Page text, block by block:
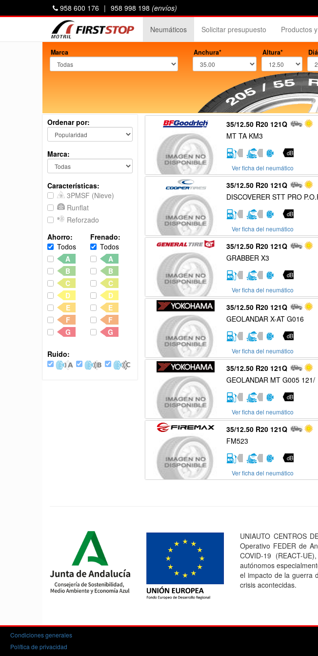
958 600 176 | 958 998 198 (envíos)
Neumáticos Solicitar presupuesto Productos
Marca Anchura* Altura*
Ordenar por:
Marca:
Características:
3PMSF (Nieve)
Runflat
Reforzado
Ahorro:
Todos
A
B
C
D
E
F
G
Frenado:
Todos
A
B
C
D
E
F
G
Ruido:
35/12.50 R20 121Q
MT TA KM3
dB
Ver ficha del neumático
35/12.50 R20 121Q
DISCOVERER STT PRO
dB
Ver ficha del neumático
35/12.50 R20 121Q
GRABBER X3
dB
Ver ficha del neumático
35/12.50 R20 121Q
GEOLANDAR X-AT G016
dB
Ver ficha del neumático
35/12.50 R20 121Q
GEOLANDAR MT G005 121/
dB
Ver ficha del neumático
35/12.50 R20 121Q
FM523
dB
Ver ficha del neumático
UNIAUTO CENTROS
Operativo FEDER de
COVID-19 (REACT-
autónomos
el impacto de la guerra
crisis acontecidas.
Condiciones generales
Política de privacidad